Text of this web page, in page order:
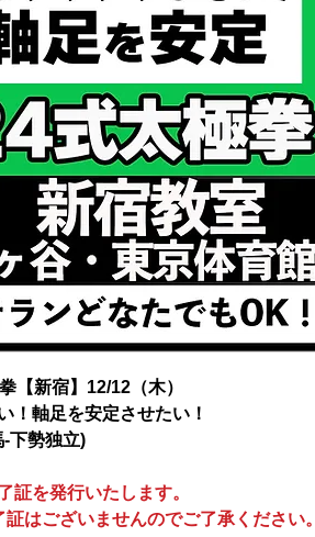
【新宿】12/12（木）
！軸足を安定させたい！
下勢独立)
を発行いたします。
はございませんのでご了承ください。